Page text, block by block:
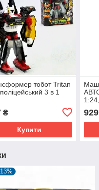
тобот Tritan
3 в 1
₴
Купити
929